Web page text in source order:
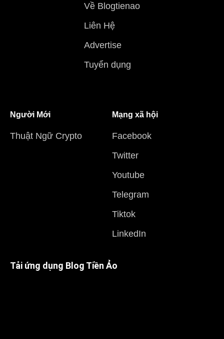
Về Blogtienao
Liên Hệ
Advertise
Tuyển dụng
Người Mới
Thuật Ngữ Crypto
Mạng xã hội
Facebook
Twitter
Youtube
Telegram
Tiktok
LinkedIn
Tải ứng dụng Blog Tiền Ảo